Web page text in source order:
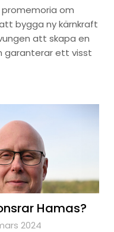
om
bygga ny kärnkraft
att skapa en
garanterar ett visst
Hamas?
2024